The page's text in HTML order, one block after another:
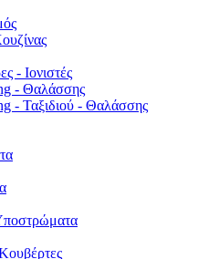
- Ιονιστές
- Θαλάσσης
- Ταξιδιού - Θαλάσσης